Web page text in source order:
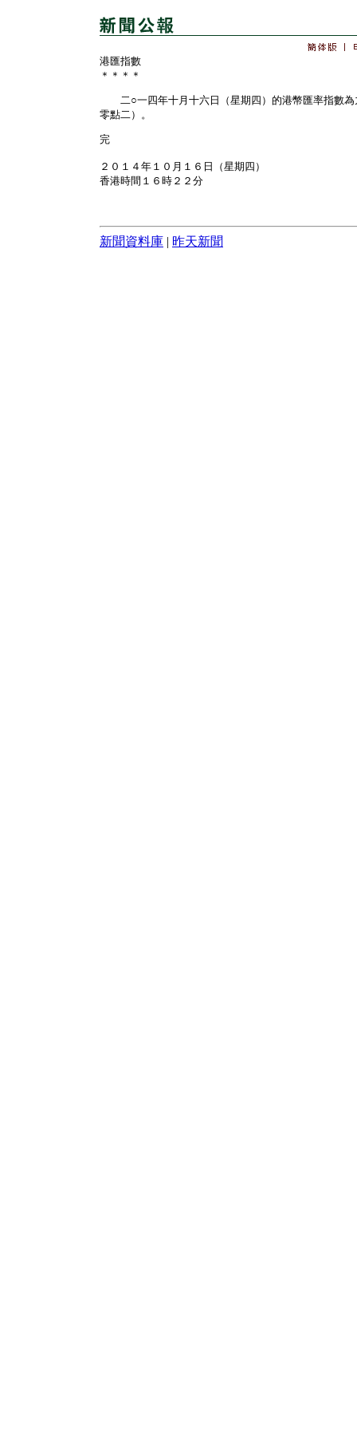
港匯指數
＊＊＊＊
二○一四年十月十六日（星期四）的港幣匯率指數為
零點二）。
完
２０１４年１０月１６日（星期四）
香港時間１６時２２分
新聞資料庫 | 昨天新聞